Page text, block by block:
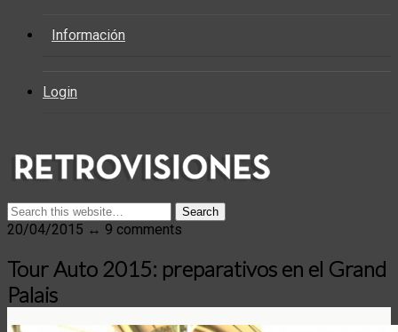
Información
Login
20/04/2015 ↔ 9 comments
Tour Auto 2015: preparativos en el Grand
Palais